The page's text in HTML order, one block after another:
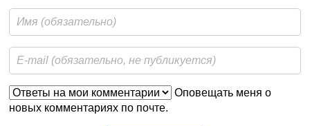
Оповещать меня о
новых комментариях по почте.